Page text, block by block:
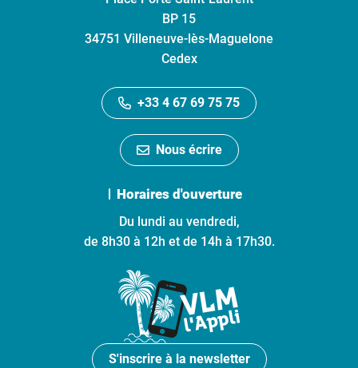
BP 15
34751 Villeneuve-lès-Maguelone
Cedex
+33 4 67 69 75 75
Nous écrire
Horaires d'ouverture
Du lundi au vendredi,
de 8h30 à 12h et de 14h à 17h30.
S'inscrire à la newsletter